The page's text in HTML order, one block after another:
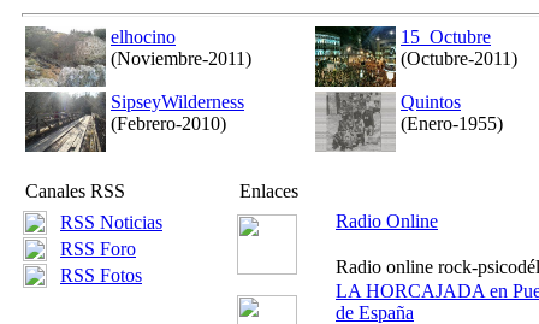
elhocino
(Noviembre-2011)
15_Octubre
(Octubre-2011)
SipseyWilderness
(Febrero-2010)
Quintos
(Enero-1955)
Canales RSS
RSS Noticias
RSS Foro
RSS Fotos
Enlaces
Radio Online
Radio online rock-
LA HORCAJADA en
de España